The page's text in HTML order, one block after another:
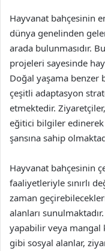
Hayvanat bahçesinin
dünya genelinden
arada bulunmasıdır.
projeleri sayesinde
Doğal yaşama benzer
çeşitli adaptasyon
etmektedir.
eğitici bilgiler
şansına sahip
Hayvanat bahçesinin
faaliyetleriyle sınırlı
zaman
alanları
yapabilir veya mangal
gibi sosyal alanlar,